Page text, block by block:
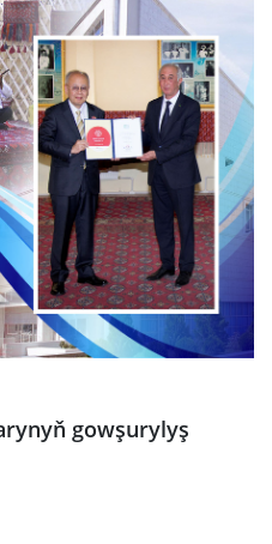
gowşurylyş